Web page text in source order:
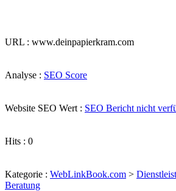
URL : www.deinpapierkram.com
Analyse : SEO Score
Website SEO Wert : SEO Bericht nicht
Hits : 0
Kategorie : WebLinkBook.com >
Beratung